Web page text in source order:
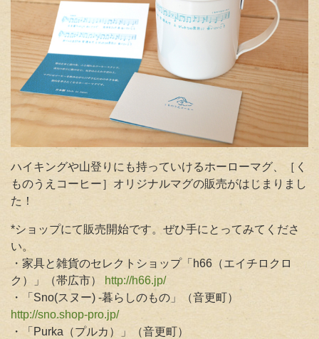
ハイキングや山登りにも持っていけるホーローマグ、［く
ものうえコーヒー］オリジナルマグの販売がはじまりまし
た！
*ショップにて販売開始です。ぜひ手にとってみてくださ
い。
・家具と雑貨のセレクトショップ「h66（エイチロクロ
ク）」（帯広市）
http://h66.jp/
・「Sno(スヌー) -暮らしのもの」（音更町）
http://sno.shop-pro.jp/
・「Purka（プルカ）」（音更町）